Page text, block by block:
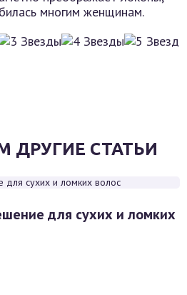
многим женщинам.
ДРУГИЕ СТАТЬИ
для сухих и ломких